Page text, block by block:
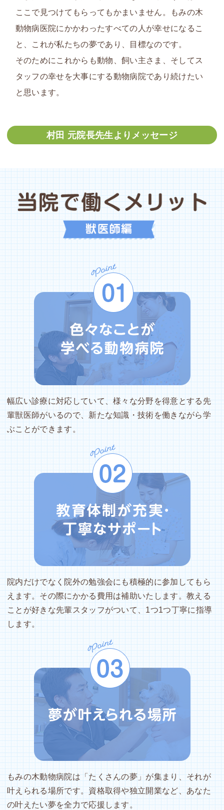
ここで見つけてもらってもかまいません。
もみの木
動物病医院にかかわったすべての人が幸せになるこ
と
、これが私たちの夢であり、目標なのです。
そのためにこれからも動物、飼い主さま、そしてス
タッフの幸せを大事にする動物病院であり続けたい
と思います。
村田 元院長先生よりメッセージ
幅広い診療に対応していて、様々な分野を得意とする先
輩獣医師がいるので、新たな知識・技術を働きながら学
ぶことができます。
院内だけでなく院外の勉強会にも積極的に参加してもら
えます。その際にかかる費用は補助いたします。教える
ことが好きな先輩スタッフがついて、1つ1つ丁寧に指導
します。
もみの木動物病院は「たくさんの夢」が集まり、それが
叶えられる場所です。資格取得や独立開業など、あなた
の叶えたい夢を全力で応援します。